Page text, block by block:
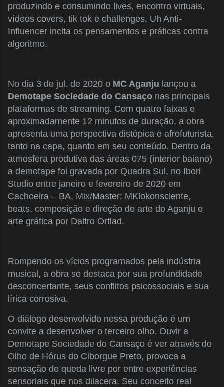
produzindo e consumindo lives, encontro virtuais,
vídeos covers, tik tok e challenges. Uh Anti-
Influencer incita os pensamentos e práticas contra
algoritmo.
No dia 3 de jul. de 2020 o MC Aganju lançou a
Demotape Sociedade do Cansaço nas principais
plataformas de streaming. Com quatro faixas e
aproximadamente 12 minutos de duração, a obra
apresenta uma perspectiva distópica e afrofuturista,
tanto na capa, quanto em seu conteúdo. Dentro da
atmosfera produtiva das áreas 075 (interior baiano)
a demotape foi gravada por Quadra Sul, no Ibori
Studio entre janeiro e fevereiro de 2020 em
Cachoeira – BA, Mix/Master: MKlokonsciente,
beats, composição e direção de arte do Aganju e
arte gráfica por Daltro Ortlad.
Rompendo os vícios programados pela indústria
musical, a obra se destaca por sua profundidade
desconcertante, seus conflitos psicossociais e sua
lírica corrosiva.
O diálogo desenvolvido nessa produção é um
convite a desenvolver o terceiro olho. Ouvir a
Demotape Sociedade do Cansaço é ver através do
Olho de Hórus do Ciborgue Preto, provoca a
sensação de queda livre por entre experiências
sensoriais que nos dilacera. Seu conceito real